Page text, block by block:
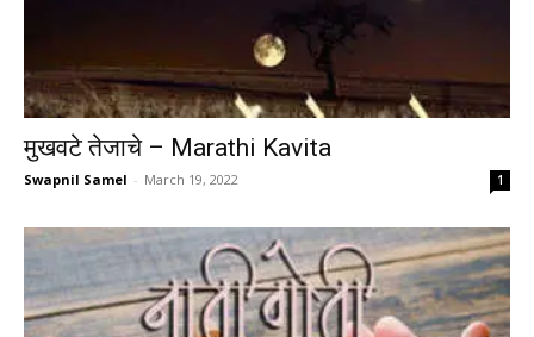
मुखवटे तेजाचे – Marathi Kavita
Swapnil Samel - March 19, 2022 1